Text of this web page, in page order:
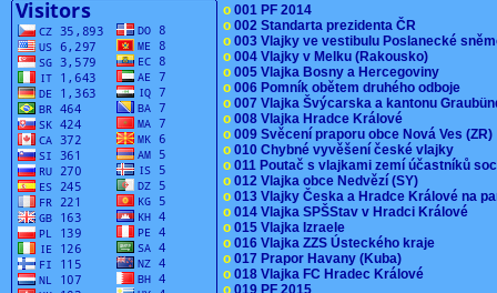
o 001 PF 2014
o 002 Standarta prezidenta ČR
o 003 Vlajky ve vestibulu Poslanecké
o 004 Vlajky v Melku (Rakousko)
o 005 Vlajka Bosny a Hercegoviny
o 006 Pomník obětem druhého odboje
o 007 Vlajka Švýcarska a kantonu
o 008 Vlajka Hradce Králové
o 009 Svěcení praporu obce Nová Ves
o 010 Chybné vyvěšení české vlajky
o 011 Poutač s vlajkami zemí účastníků
o 012 Vlajka obce Nedvězí (SY)
o 013 Vlajky Česka a Hradce Králové na
o 014 Vlajka SPŠStav v Hradci Králové
o 015 Vlajka Izraele
o 016 Vlajka ZZS Ústeckého kraje
o 017 Prapor Havany (Kuba)
o 018 Vlajka FC Hradec Králové
o 019 PF 2015